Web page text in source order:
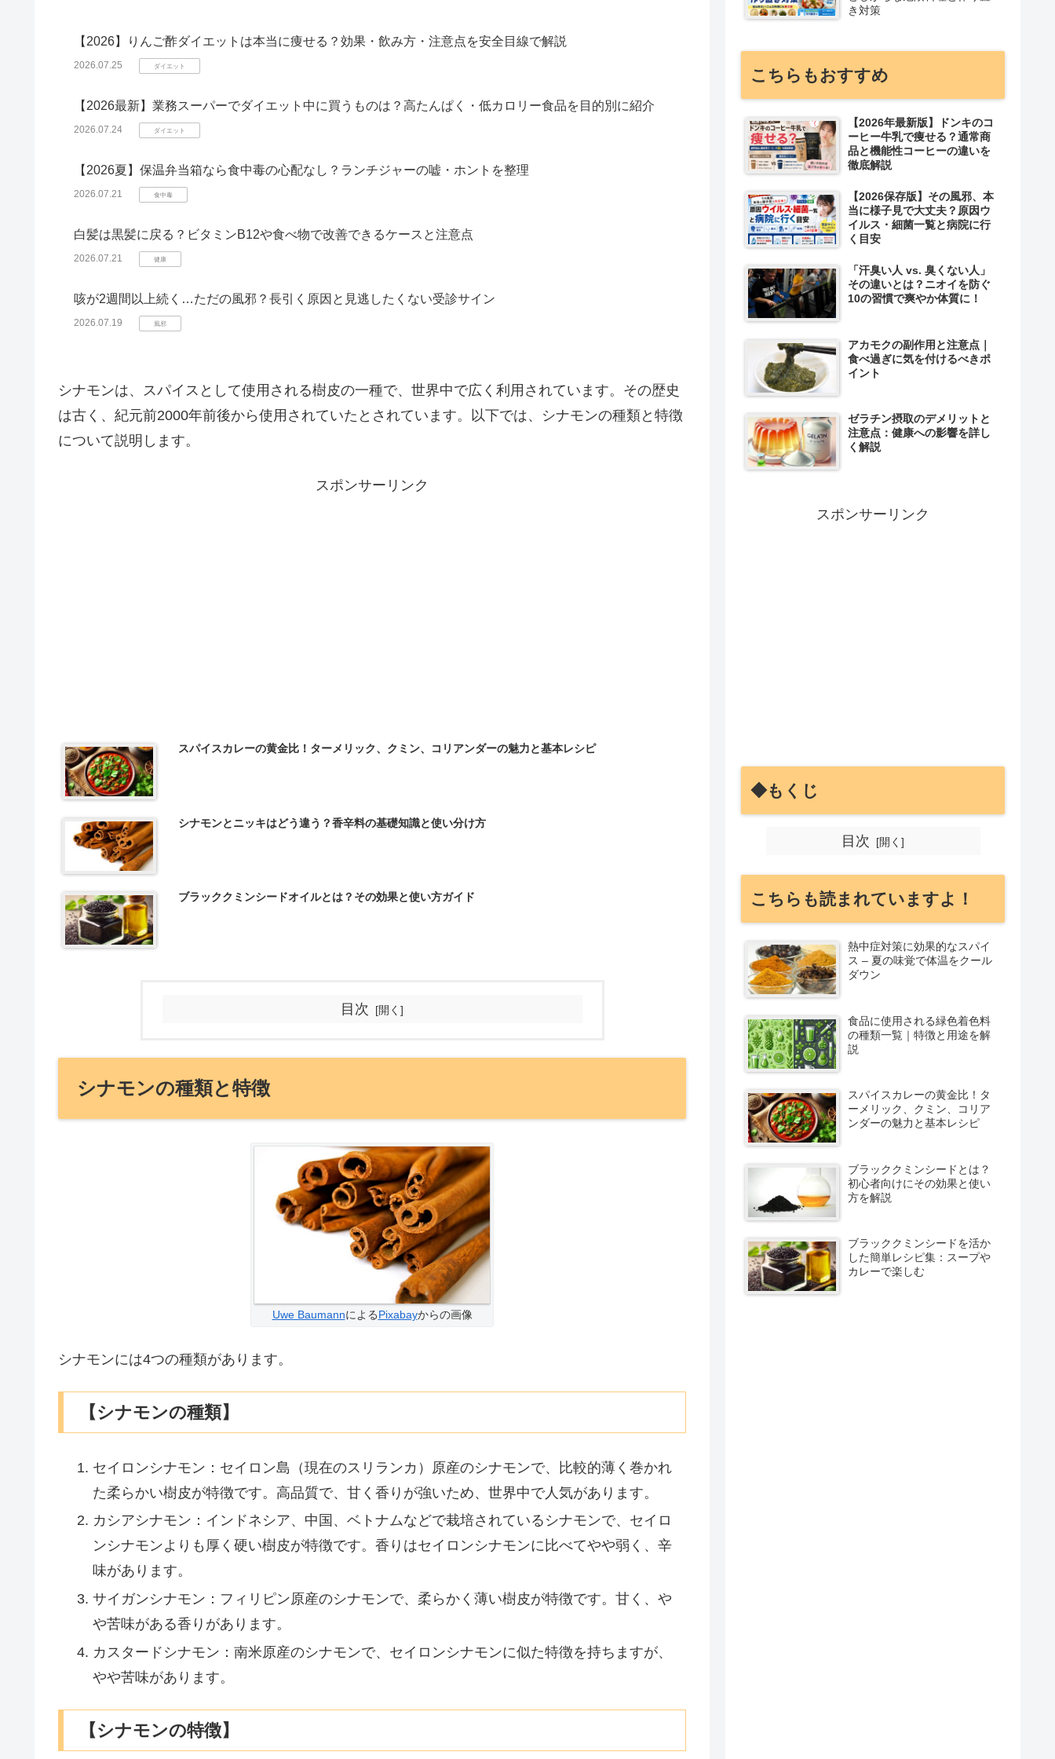
【2026】りんご酢ダイエットは本当に痩せる？効果・飲み方・注意点を安全目線で解説
2026.07.25 ダイエット
【2026最新】業務スーパーでダイエット中に買うものは？高たんぱく・低カロリー食品を目的別に紹介
2026.07.24 ダイエット
【2026夏】保温弁当箱なら食中毒の心配なし？ランチジャーの嘘・ホントを整理
2026.07.21 食中毒
白髪は黒髪に戻る？ビタミンB12や食べ物で改善できるケースと注意点
2026.07.21 健康
咳が2週間以上続く…ただの風邪？長引く原因と見逃したくない受診サイン
2026.07.19 風邪
シナモンは、スパイスとして使用される樹皮の一種で、世界中で広く利用されています。その歴史
は古く、紀元前2000年前後から使用されていたとされています。以下では、シナモンの種類と特徴
について説明します。
スポンサーリンク
スパイスカレーの黄金比！ターメリック、クミン、コリアンダーの魅力と基本レシピ
シナモンとニッキはどう違う？香辛料の基礎知識と使い分け方
ブラッククミンシードオイルとは？その効果と使い方ガイド
目次
シナモンの種類と特徴
Uwe BaumannによるPixabayからの画像
シナモンには4つの種類があります。
【シナモンの種類】
セイロンシナモン：セイロン島（現在のスリランカ）原産のシナモンで、比較的薄く巻かれ
た柔らかい樹皮が特徴です。高品質で、甘く香りが強いため、世界中で人気があります。
カシアシナモン：インドネシア、中国、ベトナムなどで栽培されているシナモンで、セイロ
ンシナモンよりも厚く硬い樹皮が特徴です。香りはセイロンシナモンに比べてやや弱く、辛
味があります。
サイガンシナモン：フィリピン原産のシナモンで、柔らかく薄い樹皮が特徴です。甘く、や
や苦味がある香りがあります。
カスタードシナモン：南米原産のシナモンで、セイロンシナモンに似た特徴を持ちますが、
やや苦味があります。
【シナモンの特徴】
き対策
こちらもおすすめ
【2026年最新版】ドンキのコ
ーヒー牛乳で痩せる？通常商
品と機能性コーヒーの違いを
徹底解説
【2026保存版】その風邪、本
当に様子見で大丈夫？原因ウ
イルス・細菌一覧と病院に行
く目安
「汗臭い人 vs. 臭くない人」
その違いとは？ニオイを防ぐ
10の習慣で爽やか体質に！
アカモクの副作用と注意点｜
食べ過ぎに気を付けるべきポ
イント
ゼラチン摂取のデメリットと
注意点：健康への影響を詳し
く解説
スポンサーリンク
◆もくじ
目次
こちらも読まれていますよ！
熱中症対策に効果的なスパイ
ス – 夏の味覚で体温をクール
ダウン
食品に使用される緑色着色料
の種類一覧｜特徴と用途を解
説
スパイスカレーの黄金比！タ
ーメリック、クミン、コリア
ンダーの魅力と基本レシピ
ブラッククミンシードとは？
初心者向けにその効果と使い
方を解説
ブラッククミンシードを活か
した簡単レシピ集：スープや
カレーで楽しむ